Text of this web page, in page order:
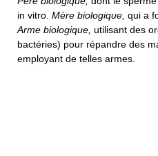
in vitro. Mère biologique, qui a
Arme biologique, utilisant des
bactéries) pour répandre des
employant de telles armes.